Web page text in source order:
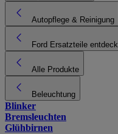
Autopflege & Reinigung
Ford Ersatzteile
Alle Produkte
Beleuchtung
Blinker
Bremsleuchten
Glühbirnen